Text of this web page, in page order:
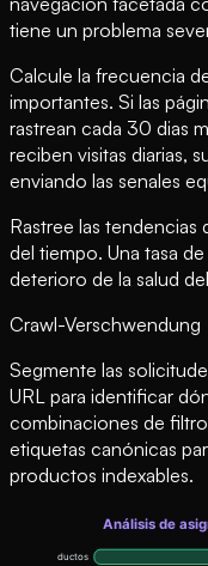
tiene un problema
Calcule la frecuencia
importantes. Si las
rastrean cada 30 dias
reciben visitas diarias,
enviando las senales
Rastree las tendencias
del tiempo. Una tasa
deterioro de la salud
Crawl-Verschwendung
Segmente las
URL para identificar
combinaciones de
etiquetas canónicas
productos indexables.